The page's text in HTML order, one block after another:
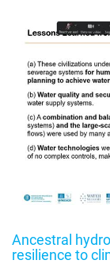
Ancestral
resilience to